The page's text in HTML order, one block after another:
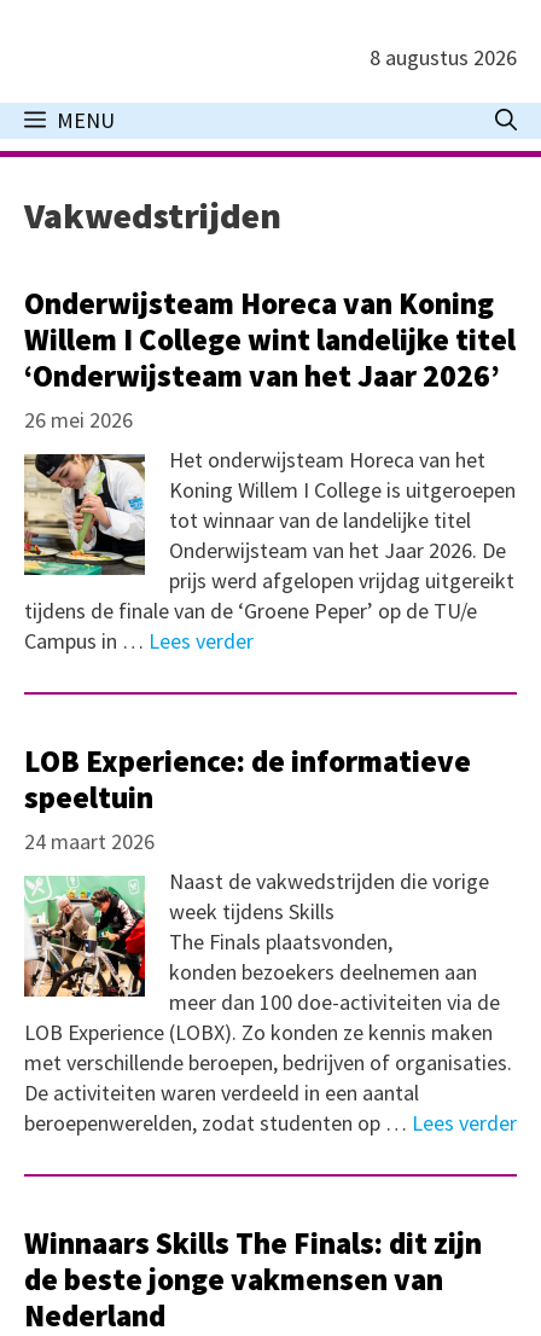
inhoud
8 augustus 2026
MENU
Vakwedstrijden
Onderwijsteam Horeca van Koning
Willem I College wint landelijke titel
‘Onderwijsteam van het Jaar 2026’
26 mei 2026
Het onderwijsteam Horeca van het
Koning Willem I College is uitgeroepen
tot winnaar van de landelijke titel
Onderwijsteam van het Jaar 2026. De
prijs werd afgelopen vrijdag uitgereikt
tijdens de finale van de ‘Groene Peper’ op de TU/e
Campus in … Lees verder
LOB Experience: de informatieve
speeltuin
24 maart 2026
Naast de vakwedstrijden die vorige
week tijdens Skills
The Finals plaatsvonden,
konden bezoekers deelnemen aan
meer dan 100 doe-activiteiten via de
LOB Experience (LOBX). Zo konden ze kennis maken
met verschillende beroepen, bedrijven of organisaties.
De activiteiten waren verdeeld in een aantal
beroepenwerelden, zodat studenten op … Lees verder
Winnaars Skills The Finals: dit zijn
de beste jonge vakmensen van
Nederland